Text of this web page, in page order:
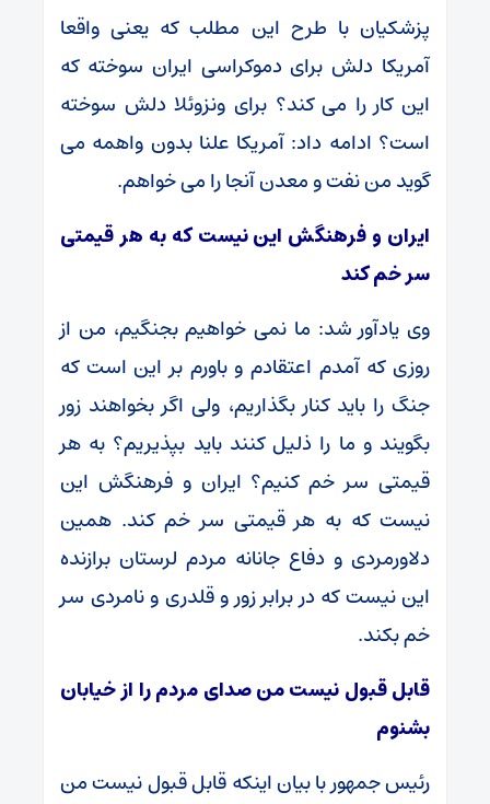
پزشکیان با طرح این مطلب که یعنی واقعا
آمریکا دلش برای دموکراسی ایران سوخته که
این کار را می کند؟ برای ونزوئلا دلش سوخته
است؟ ادامه داد: آمریکا علنا بدون واهمه می
گوید من نفت و معدن آنجا را می خواهم.
ایران و فرهنگش این نیست که به هر قیمتی
سر خم کند
وی یادآور شد: ما نمی خواهیم بجنگیم، من از
روزی که آمدم اعتقادم و باورم بر این است که
جنگ را باید کنار بگذاریم، ولی اگر بخواهند زور
بگویند و ما را ذلیل کنند باید بپذیریم؟ به هر
قیمتی سر خم کنیم؟ ایران و فرهنگش این
نیست که به هر قیمتی سر خم کند. همین
دلاورمردی و دفاع جانانه مردم لرستان برازنده
این نیست که در برابر زور و قلدری و نامردی سر
خم بکند.
قابل قبول نیست من صدای مردم را از خیابان
بشنوم
رئیس جمهور با بیان اینکه قابل قبول نیست من